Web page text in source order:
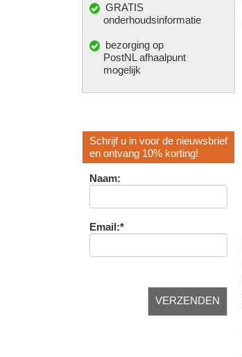
GRATIS
onderhoudsinformatie
bezorging op
PostNL afhaalpunt
mogelijk
Schrijf u in voor de nieuwsbrief
en ontvang 10% korting!
Naam:
Email:*